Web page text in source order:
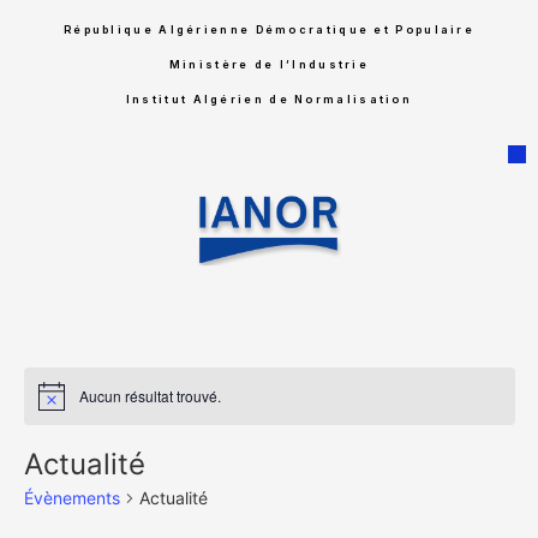
République Algérienne Démocratique et Populaire
Ministère de l’Industrie
Institut Algérien de Normalisation
Notice Aucun résultat trouvé.
Actualité
Évènements Actualité